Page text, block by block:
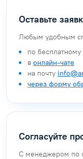
Оставьте
Любым удобным
по
в онлайн-чате
на почту
через форму
Согласуйте
С менеджером по